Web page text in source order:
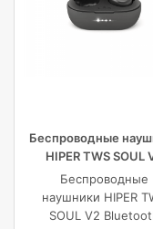
Беспроводные
HIPER TWS SOUL
Bluetooth 5.0
Pol
черный
Беспроводные
наушники HIPER
SOUL V2